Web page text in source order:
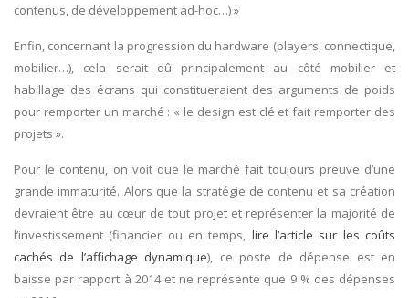
contenus, de développement ad-hoc…) »
Enfin, concernant la progression du hardware (players, connectique,
mobilier…), cela serait dû principalement au côté mobilier et
habillage des écrans qui constitueraient des arguments de poids
pour remporter un marché : « le design est clé et fait remporter des
projets ».
Pour le contenu, on voit que le marché fait toujours preuve d’une
grande immaturité. Alors que la stratégie de contenu et sa création
devraient être au cœur de tout projet et représenter la majorité de
l’investissement (financier ou en temps, lire l’article sur les coûts
cachés de l’affichage dynamique), ce poste de dépense est en
baisse par rapport à 2014 et ne représente que 9 % des dépenses